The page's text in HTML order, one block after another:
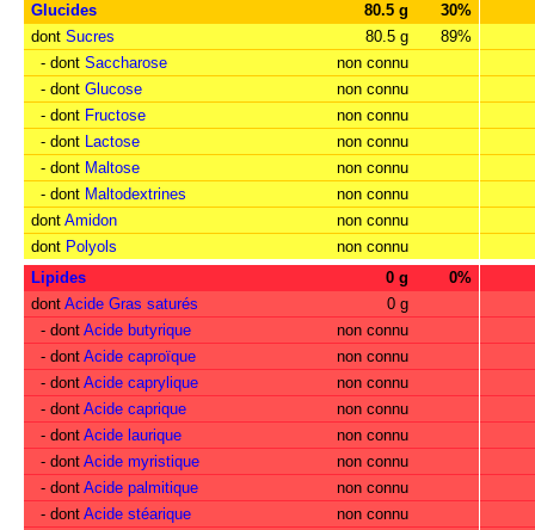
Glucides
80.5 g
30%
dont Sucres 80.5 g
89%
- dont Saccharose
non connu
- dont Glucose
non connu
- dont Fructose
non connu
- dont Lactose
non connu
- dont Maltose
non connu
- dont Maltodextrines
non connu
dont Amidon
non connu
dont Polyols
non connu
Lipides
0 g
0%
dont Acide Gras saturés
0 g
- dont Acide butyrique
non connu
- dont Acide caproïque
non connu
- dont Acide caprylique
non connu
- dont Acide caprique
non connu
- dont Acide laurique
non connu
- dont Acide myristique
non connu
- dont Acide palmitique
non connu
- dont Acide stéarique
non connu